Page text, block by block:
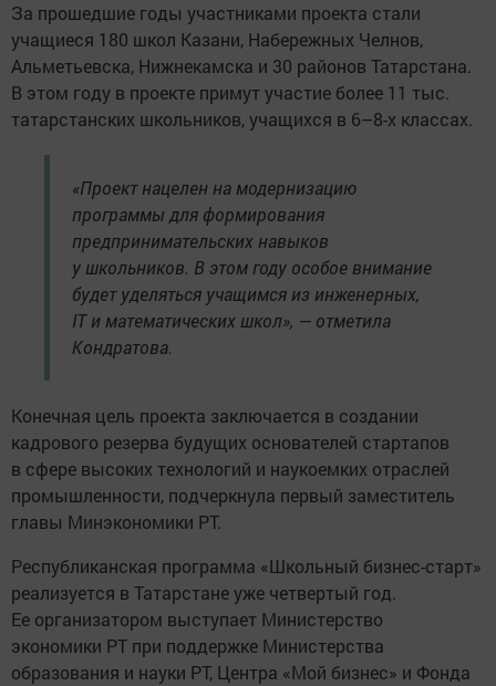
За прошедшие годы участниками проекта стали
учащиеся 180 школ Казани, Набережных Челнов,
Альметьевска, Нижнекамска и 30 районов Татарстана.
В этом году в проекте примут участие более 11 тыс.
татарстанских школьников, учащихся в 6–8-х классах.
«Проект нацелен на модернизацию
программы для формирования
предпринимательских навыков
у школьников. В этом году особое внимание
будет уделяться учащимся из инженерных,
IT и математических школ», — отметила
Кондратова.
Конечная цель проекта заключается в создании
кадрового резерва будущих основателей стартапов
в сфере высоких технологий и наукоемких отраслей
промышленности, подчеркнула первый заместитель
главы Минэкономики РТ.
Республиканская программа «Школьный бизнес-старт»
реализуется в Татарстане уже четвертый год.
Ее организатором выступает Министерство
экономики РТ при поддержке Министерства
образования и науки РТ, Центра «Мой бизнес» и Фонда